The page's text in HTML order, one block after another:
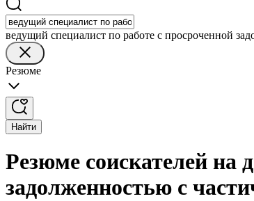
ведущий специалист по работе с просроченной
Резюме
Найти
Резюме соискателей на
задолженностью с